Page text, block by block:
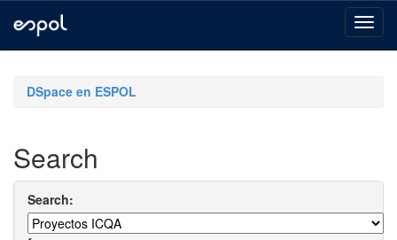
navigationDSpace en ESPOL
Search
Search: